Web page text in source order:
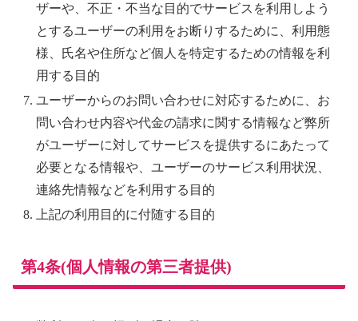
ザーや、不正・不当な目的でサービスを利用しよう
とするユーザーの利用をお断りするために、利用態
様、氏名や住所など個人を特定するための情報を利
用する目的
ユーザーからのお問い合わせに対応するために、お
問い合わせ内容や代金の請求に関する情報など弊所
がユーザーに対してサービスを提供するにあたって
必要となる情報や、ユーザーのサービス利用状況、
連絡先情報などを利用する目的
上記の利用目的に付随する目的
第4条(個人情報の第三者提供)